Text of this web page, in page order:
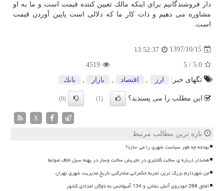
دار فروشندگانیم برای اینكه مالك تعیین كننده قیمت است و ما به او
مشاوره می دهیم و ذات كار ما كه دلالی است پایین آوردن قیمت
است.
1397/10/15
13:52:37
5.0
/
5
4519
تگهای خبر:
ارز اقتصاد بازار بانك
این مطلب را می پسندید؟ (1)
(0)
X
تازه ترین مطالب مرتبط
بودجه چه طور سیاست شهری را می سازد؟
هشدار درباره ی ساخت کلانتری در تجریش ساخت وساز در پهنه سیل خلاف ضوابط
من شهردارم بزرگ ترین تجربه حکمرانی مشارکتی تاریخ مدیریت شهری تهران
الحاق 288 خودروی آتش نشانی و 134 آمبولانس به ناوگان امدادی کشور